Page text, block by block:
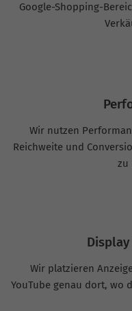
Google-Shopping-
Wir nutzen
Reichweite und
zu
Wir platzieren
YouTube genau dort, wo